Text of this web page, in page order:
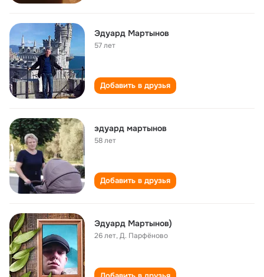
Эдуард Мартынов
57 лет
Добавить в друзья
эдуард мартынов
58 лет
Добавить в друзья
Эдуард Мартынов)
26 лет,Д. Парфёново